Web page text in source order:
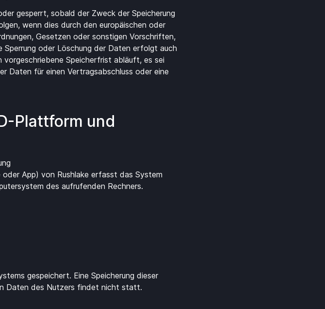
gesperrt, sobald der Zweck der Speicherung
wenn dies durch den europäischen oder
Gesetzen oder sonstigen Vorschriften,
Sperrung oder Löschung der Daten erfolgt auch
Speicherfrist abläuft, es sei
Daten für einen Vertragsabschluss oder eine
Plattform und
App) von Rushlake erfasst das System
des aufrufenden Rechners.
gespeichert. Eine Speicherung dieser
Daten des Nutzers findet nicht statt.